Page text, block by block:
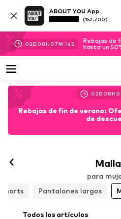
ABOUT YOU App
(152.700)
02D 08H 07M 12 S
Rebajas de
hasta un
02D 08H
Rebajas de fin de verano:
de
para
Shorts
Pantalones largos
Todos los artículos